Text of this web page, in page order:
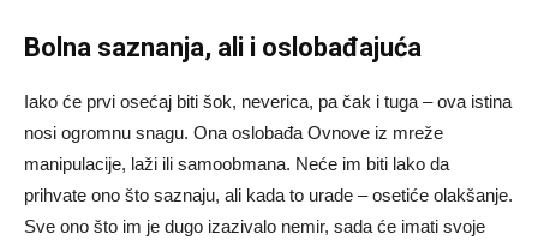
Bolna saznanja, ali i oslobađajuća
Iako će prvi osećaj biti šok, neverica, pa čak i tuga – ova istina
nosi ogromnu snagu. Ona oslobađa Ovnove iz mreže
manipulacije, laži ili samoobmana. Neće im biti lako da
prihvate ono što saznaju, ali kada to urade – osetiće olakšanje.
Sve ono što im je dugo izazivalo nemir, sada će imati svoje